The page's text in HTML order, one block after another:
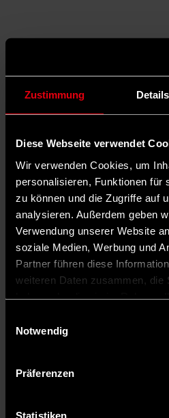
Zustimmung Details
Diese Webseite verwendet
Wir verwenden Cookies, um
personalisieren, Funktionen für
zu können und die Zugriffe auf
analysieren. Außerdem geben
Verwendung unserer Website
soziale Medien, Werbung und
Partner führen diese
weiteren Daten zusammen, die
Notwendig
Präferenzen
Statistiken